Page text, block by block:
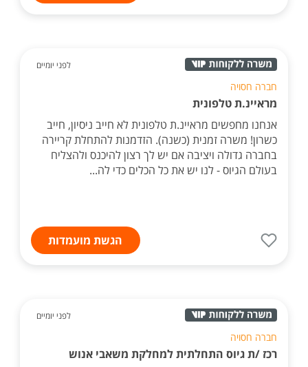
לפני יומיים
חברה חסויה
מראיינ.ת טלפונית
אנחנו מחפשים מראיינ.ת טלפונית לא חייב ניסיון, חייב
כשרון! משרה זמנית (כשנה). הזדמנות להתחלת קריירה
בחברה גדולה ויציבה אם יש לך רצון להיכנס ולהצליח
בעולם הגיוס - לנו יש את כל הכלים כדי לה...
הגשת מועמדות
לפני יומיים
חברה חסויה
רכז /ת גיוס התחלתית למחלקת משאבי אנוש